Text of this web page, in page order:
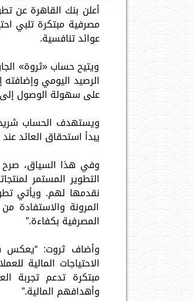
أعلن بنك القاهرة عن
مصرفية مبتكرة تلبي
عوائد تنافسية.
الرصيد اليومي
على سهولة الوصول
يبدأ استحقاق العائد عند
وفي هذا السياق، صرح
التطوير المستمر
نقدمها لهم. ويأتي
المرونة والاستفادة
المصرفية بكفاءة.”
وأضاف ثروت: “يعكس
الاحتياجات المالية
مبتكرة تدعم تجربة
وأهدافهم المالية.”